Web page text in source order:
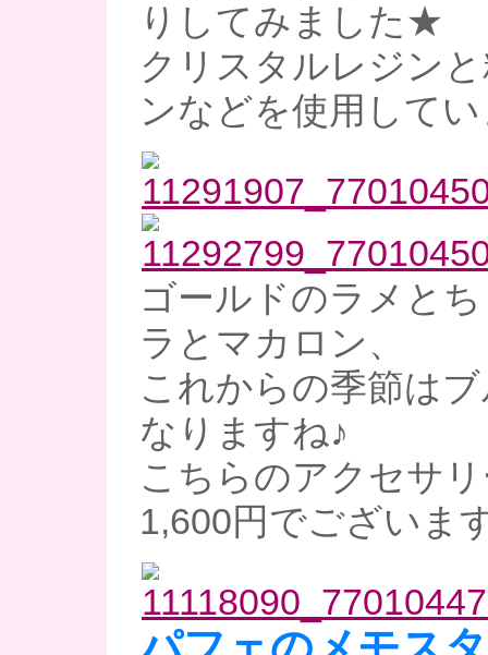
りしてみました★
クリスタルレジン
ンなどを使用して
ゴールドのラメと
ラとマカロン、
これからの季節は
なりますね♪
こちらのアクセサ
1,600円でございま